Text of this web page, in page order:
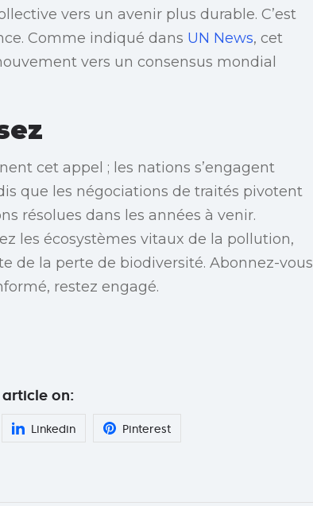
vers un avenir plus durable. C’est
Comme indiqué dans UN News, cet
vers un consensus mondial
cet appel ; les nations s’engagent
que les négociations de traités pivotent
résolues dans les années à venir.
les écosystèmes vitaux de la pollution,
de la perte de biodiversité. Abonnez-vous
restez engagé.
on:
Linkedin Pinterest